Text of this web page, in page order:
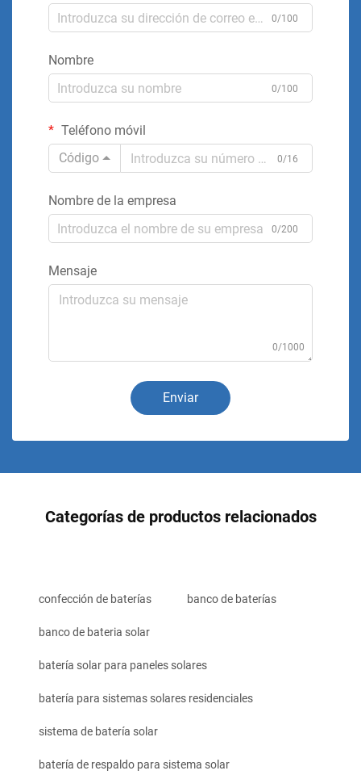
0/100
Nombre
0/100
Teléfono móvil
Código
0/16
Nombre de la empresa
0/200
Mensaje
0/1000
Enviar
Categorías de productos relacionados
confección de baterías banco de baterías
banco de bateria solar
batería solar para paneles solares
batería para sistemas solares residenciales
sistema de batería solar
batería de respaldo para sistema solar